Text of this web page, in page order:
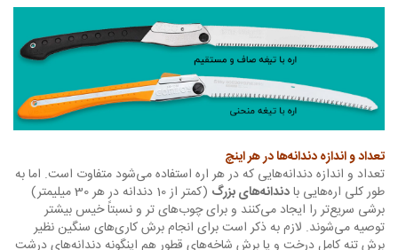
تعداد و اندازه دندانه‌ها در هر اینچ
تعداد و اندازه دندانه‌هایی که در هر اره استفاده می‌شود متفاوت است. اما به
طور کلی اره‌هایی بادندانه‌های بزرگ
(کمتر از 10 دندانه در هر 30 میلیمتر)
برشی سریع‌تر را ایجاد می‌کنند و برای چوب‌های تر و نسبتاً خیس بیشتر
توصیه می‌شوند. لازم به ذکر است برای انجام برش کاری‌های سنگین نظیر
برش تنه کامل درخت و یا برش شاخه‌های قطور هم اینگونه دندانه‌های درشت